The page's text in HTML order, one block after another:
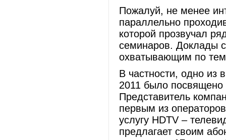
Пожалуй, не менее
параллельно
которой прозвучал
семинаров. Доклады
охватывающим по
В частности, одно из
2011 было посвящено
Представитель
первым из
услугу HDTV –
предлагает своим